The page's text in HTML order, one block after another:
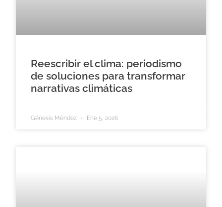
Reescribir el clima: periodismo
de soluciones para transformar
narrativas climáticas
Génesis Méndez Ene 5, 2026